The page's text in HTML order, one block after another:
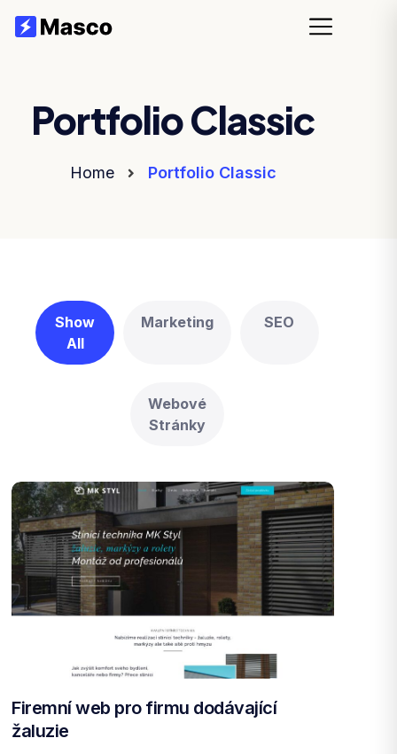
Portfolio Classic
Home Portfolio Classic
Show
All
Marketing SEO
Webové
Stránky
Firemní web pro firmu dodávající
žaluzie